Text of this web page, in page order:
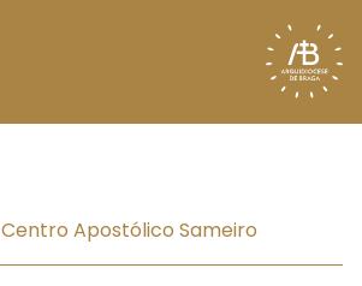
Centro Apostólico Sameiro